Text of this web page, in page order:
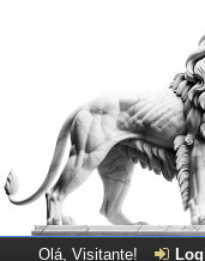
Olá, Visitante!